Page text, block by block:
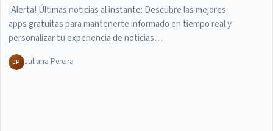
¡Alerta! Últimas noticias al instante: Descubre las mejores
apps gratuitas para mantenerte informado en tiempo real y
personalizar tu experiencia de noticias…
JP Juliana Pereira